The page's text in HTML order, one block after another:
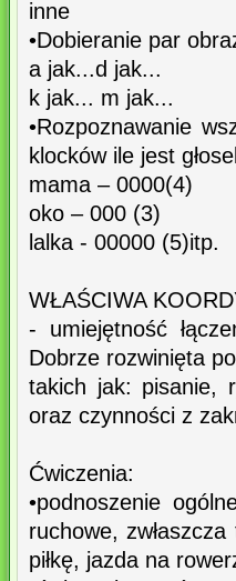
inne
•Dobieranie par
a jak...d jak...
k jak... m jak...
•Rozpoznawanie
klocków ile jest
mama – 0000(4)
oko – 000 (3)
lalka - 00000 (5)itp.
WŁAŚCIWA
- umiejętność
Dobrze rozwinięta
takich jak: pisanie,
oraz czynności z
Ćwiczenia:
•podnoszenie
ruchowe,
piłkę, jazda na